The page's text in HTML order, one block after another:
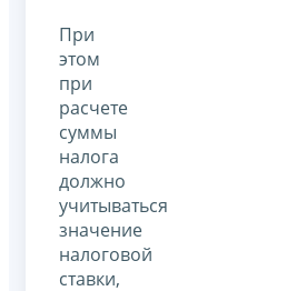
При
этом
при
расчете
суммы
налога
должно
учитываться
значение
налоговой
ставки,